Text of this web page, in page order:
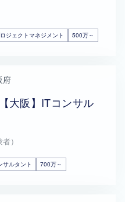
ジェクトマネジメント 500万～
府
大阪】ITコンサル
）
サルタント 700万～